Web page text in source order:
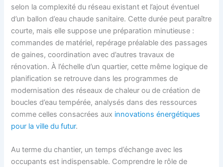
selon la complexité du réseau existant et l’ajout éventuel
d’un ballon d’eau chaude sanitaire. Cette durée peut paraître
courte, mais elle suppose une préparation minutieuse :
commandes de matériel, repérage préalable des passages
de gaines, coordination avec d’autres travaux de
rénovation. À l’échelle d’un quartier, cette même logique de
planification se retrouve dans les programmes de
modernisation des réseaux de chaleur ou de création de
boucles d’eau tempérée, analysés dans des ressources
comme celles consacrées aux innovations énergétiques
pour la ville du futur.
Au terme du chantier, un temps d’échange avec les
occupants est indispensable. Comprendre le rôle de